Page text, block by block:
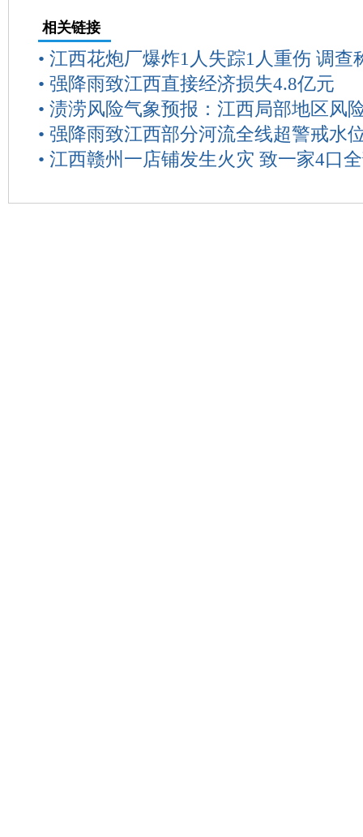
相关链接
• 江西花炮厂爆炸1人失踪1人重伤 调查
• 强降雨致江西直接经济损失4.8亿元
• 渍涝风险气象预报：江西局部地区风
• 强降雨致江西部分河流全线超警戒水
• 江西赣州一店铺发生火灾 致一家4口